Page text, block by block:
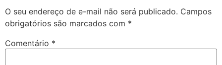
O seu endereço de e-mail não será publicado. Campos
obrigatórios são marcados com *
Comentário *